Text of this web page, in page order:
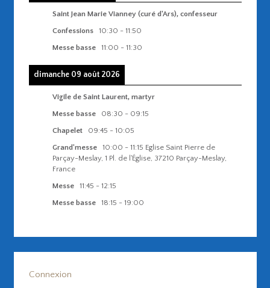
Saint Jean Marie Vianney (curé d'Ars), confesseur
Confessions
10:30 - 11:50
Messe basse
11:00 - 11:30
dimanche 09 août 2026
Vigile de Saint Laurent, martyr
Messe basse
08:30 - 09:15
Chapelet
09:45 - 10:05
Grand'messe
10:00 - 11:15 Eglise Saint Pierre de
Parçay-Meslay, 1 Pl. de l'Église, 37210 Parçay-Meslay,
France
Messe
11:45 - 12:15
Messe basse
18:15 - 19:00
Connexion